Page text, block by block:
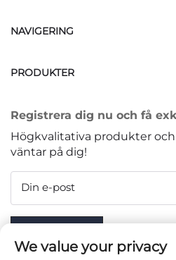
NAVIGERING
PRODUKTER
Registrera dig nu och få
Högkvalitativa produkter
väntar på dig!
Din e-post
We value your privacy